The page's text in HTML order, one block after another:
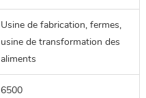
Usine de fabrication, fermes,
usine de transformation des
aliments
6500